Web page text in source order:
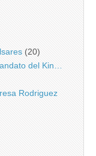
(20)
del Kin…
Rodriguez